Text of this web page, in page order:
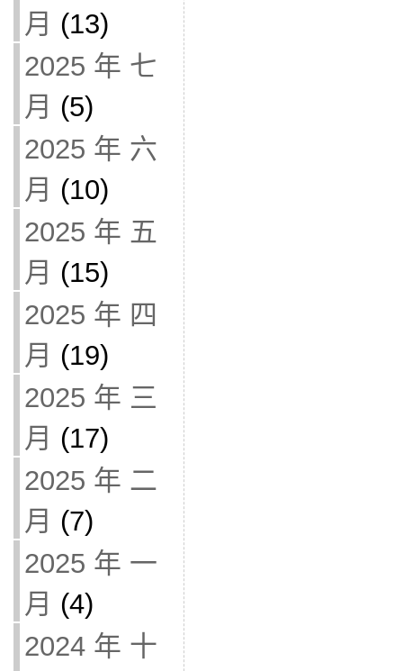
月 (13)
2025 年 七
月 (5)
2025 年 六
月 (10)
2025 年 五
月 (15)
2025 年 四
月 (19)
2025 年 三
月 (17)
2025 年 二
月 (7)
2025 年 一
月 (4)
2024 年 十